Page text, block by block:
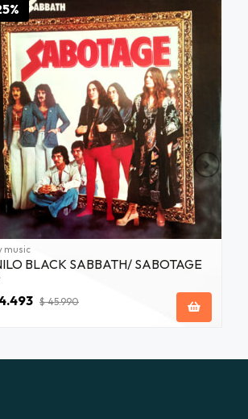
music
BLACK SABBATH/ SABOTAGE
$ 45.990